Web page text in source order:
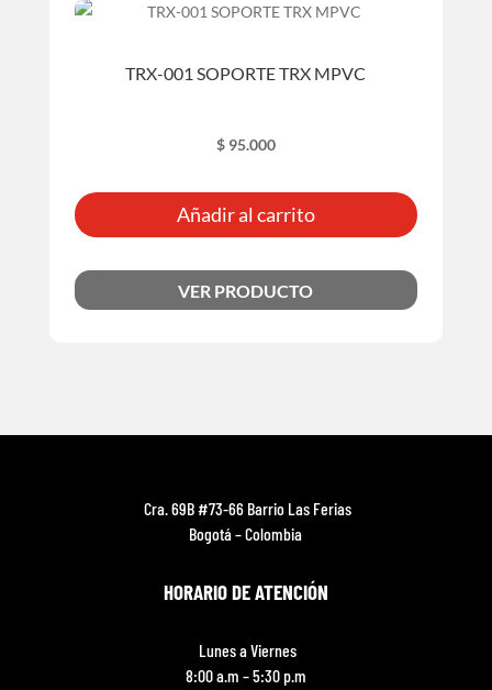
TRX-001 SOPORTE TRX MPVC
$95.000
Añadir al carrito
VER PRODUCTO
Cra. 69B #73-66 Barrio Las Ferias
Bogotá – Colombia
HORARIO DE ATENCIÓN
Lunes a Viernes
8:00 a.m – 5:30 p.m